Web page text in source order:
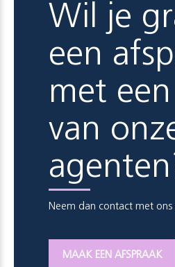
Wil je
een
met een
van
Neem dan contact met ons
MAAK EEN AFSPRAAK